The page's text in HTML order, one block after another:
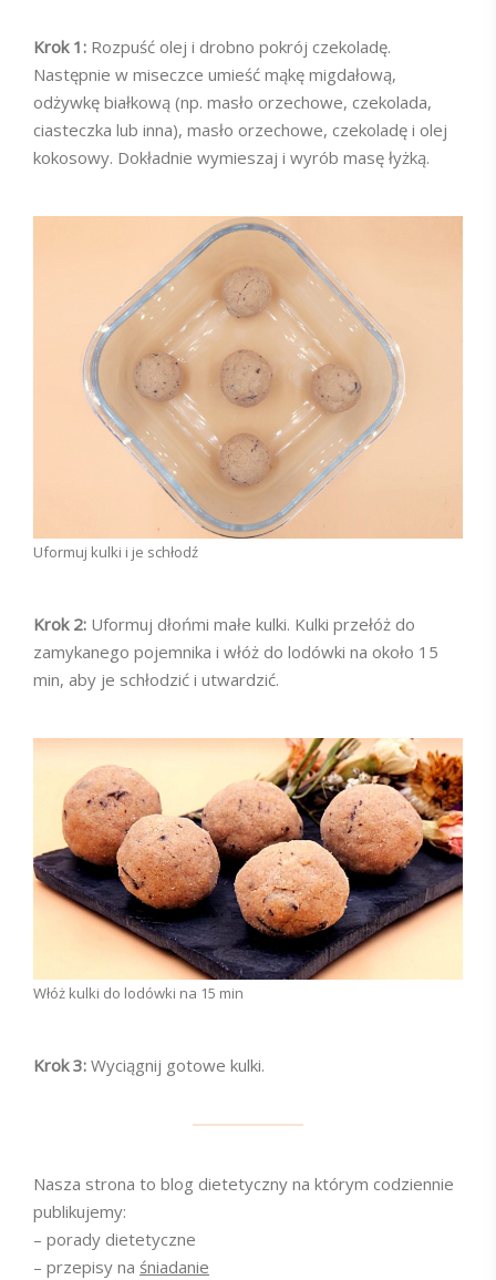
Krok 1: Rozpuść olej i drobno pokrój czekoladę.
Następnie w miseczce umieść mąkę migdałową,
odżywkę białkową (np. masło orzechowe, czekolada,
ciasteczka lub inna), masło orzechowe, czekoladę i olej
kokosowy. Dokładnie wymieszaj i wyrób masę łyżką.
Uformuj kulki i je schłodź
Krok 2: Uformuj dłońmi małe kulki. Kulki przełóż do
zamykanego pojemnika i włóż do lodówki na około 15
min, aby je schłodzić i utwardzić.
Włóż kulki do lodówki na 15 min
Krok 3: Wyciągnij gotowe kulki.
Nasza strona to blog dietetyczny na którym codziennie
publikujemy:
– porady dietetyczne
– przepisy na śniadanie